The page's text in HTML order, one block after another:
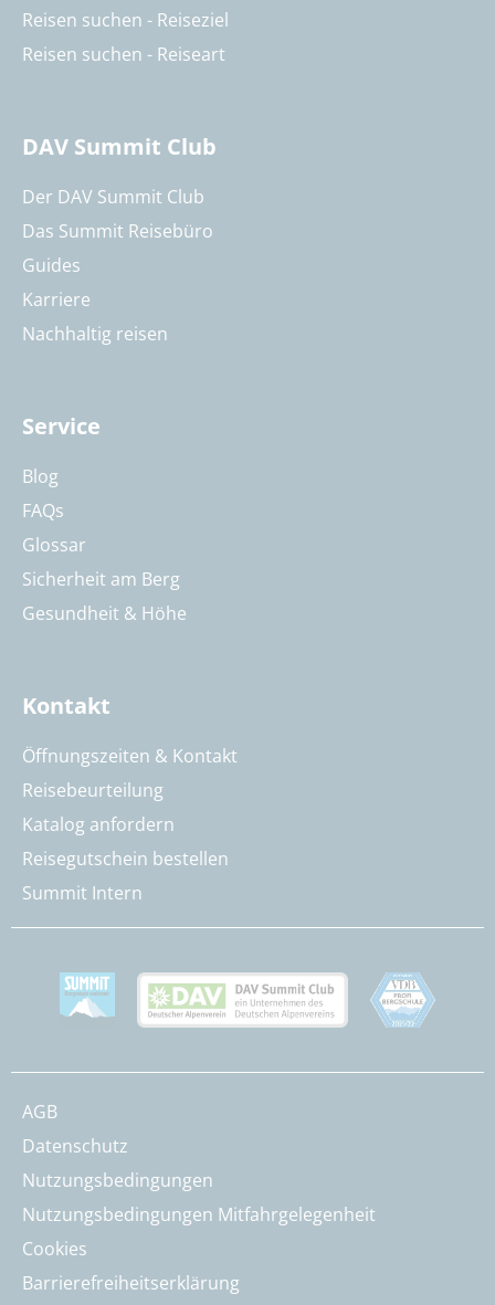
Reisen suchen - Reiseziel
Reisen suchen - Reiseart
DAV Summit Club
Der DAV Summit Club
Das Summit Reisebüro
Guides
Karriere
Nachhaltig reisen
Service
Blog
FAQs
Glossar
Sicherheit am Berg
Gesundheit & Höhe
Kontakt
Öffnungszeiten & Kontakt
Reisebeurteilung
Katalog anfordern
Reisegutschein bestellen
Summit Intern
AGB
Datenschutz
Nutzungsbedingungen
Nutzungsbedingungen Mitfahrgelegenheit
Cookies
Barrierefreiheitserklärung